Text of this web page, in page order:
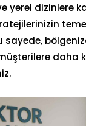
yerel dizinlere
sayede,
daha